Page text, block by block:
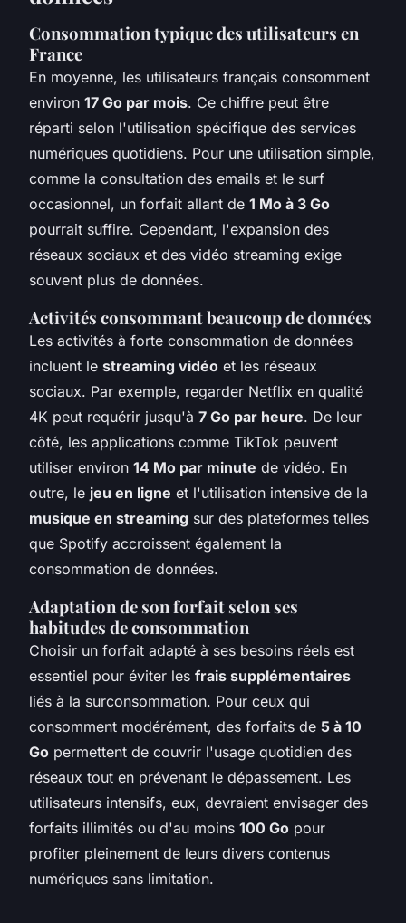
Consommation typique des utilisateurs en
France
En moyenne, les utilisateurs français consomment
environ 17 Go par mois. Ce chiffre peut être
réparti selon l'utilisation spécifique des services
numériques quotidiens. Pour une utilisation simple,
comme la consultation des emails et le surf
occasionnel, un forfait allant de 1 Mo à 3 Go
pourrait suffire. Cependant, l'expansion des
réseaux sociaux et des vidéo streaming exige
souvent plus de données.
Activités consommant beaucoup de données
Les activités à forte consommation de données
incluent le streaming vidéo et les réseaux
sociaux. Par exemple, regarder Netflix en qualité
4K peut requérir jusqu'à 7 Go par heure. De leur
côté, les applications comme TikTok peuvent
utiliser environ 14 Mo par minute de vidéo. En
outre, le jeu en ligne et l'utilisation intensive de la
musique en streaming sur des plateformes telles
que Spotify accroissent également la
consommation de données.
Adaptation de son forfait selon ses
habitudes de consommation
Choisir un forfait adapté à ses besoins réels est
essentiel pour éviter les frais supplémentaires
liés à la surconsommation. Pour ceux qui
consomment modérément, des forfaits de 5 à 10
Go permettent de couvrir l'usage quotidien des
réseaux tout en prévenant le dépassement. Les
utilisateurs intensifs, eux, devraient envisager des
forfaits illimités ou d'au moins 100 Go pour
profiter pleinement de leurs divers contenus
numériques sans limitation.